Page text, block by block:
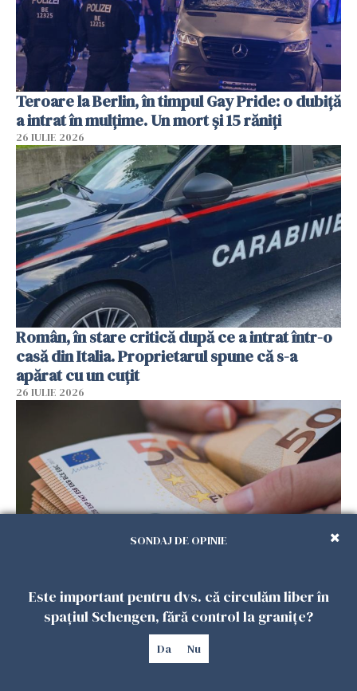
Teroare la Berlin, în timpul Gay Pride: o dubiță
a intrat în mulțime. Un mort și 15 răniți
26 IULIE 2026
Român, în stare critică după ce a intrat într-o
casă din Italia. Proprietarul spune că s-a
apărat cu un cuțit
26 IULIE 2026
Menajere și îngrijitori, în vizorul Fiscului din
Italia. Aproape 500.000 de euro din venituri,
ascunși de autorități
SONDAJ DE OPINIE
Este important pentru dvs. că circulăm liber în
spațiul Schengen, fără control la granițe?
Da Nu